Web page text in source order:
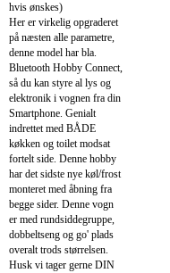
hvis ønskes)
Her er virkelig opgraderet
på næsten alle parametre,
denne model har bla.
Bluetooth Hobby Connect,
så du kan styre al lys og
elektronik i vognen fra din
Smartphone. Genialt
indrettet med BÅDE
køkken og toilet modsat
fortelt side. Denne hobby
har det sidste nye køl/frost
monteret med åbning fra
begge sider. Denne vogn
er med rundsiddegruppe,
dobbeltseng og go' plads
overalt trods størrelsen.
Husk vi tager gerne DIN